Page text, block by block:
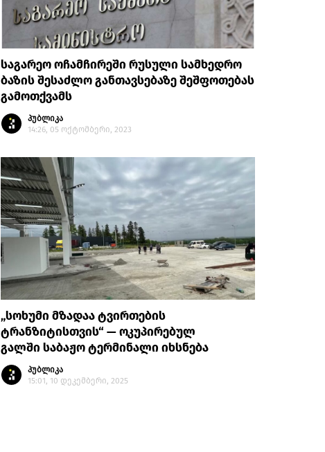
საგარეო ოჩამჩირეში რუსული სამხედრო
ბაზის შესაძლო განთავსებაზე შეშფოთებას
გამოთქვამს
პუბლიკა
14:26, 05 ოქტომბერი, 2023
„სოხუმი მზადაა ტვირთების
ტრანზიტისთვის“ — ოკუპირებულ
გალში საბაჟო ტერმინალი იხსნება
პუბლიკა
15:01, 10 დეკემბერი, 2025